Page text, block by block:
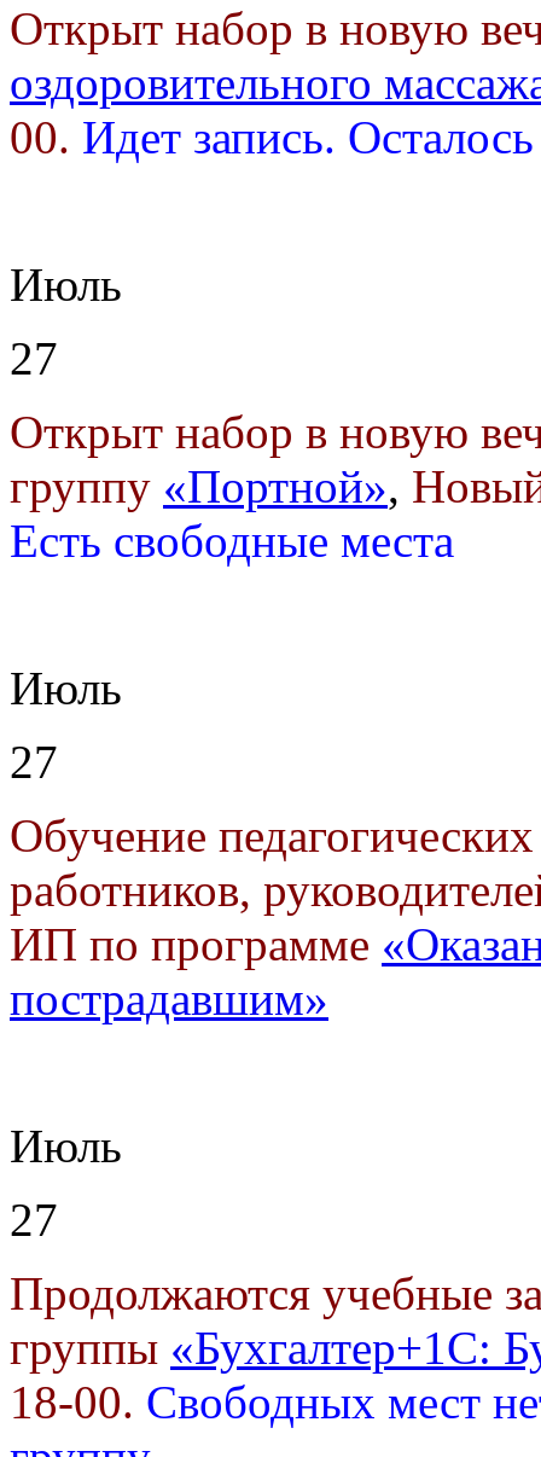
Открыт набор в новую
оздоровительного
00. Идет запись.
Июль
27
Открыт набор в новую
группу «Портной»,
Есть свободные места
Июль
27
Обучение
работников,
ИП по программе
пострадавшим»
Июль
27
Продолжаются учебные
группы «Бухгалтер+1С:
18-00. Свободных мест